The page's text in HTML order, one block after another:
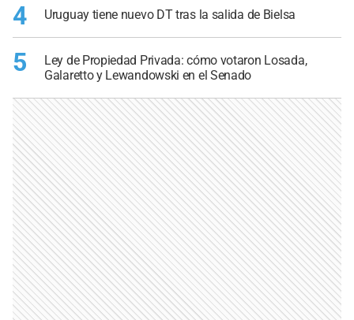
4 Uruguay tiene nuevo DT tras la salida de Bielsa
5
Ley de Propiedad Privada: cómo votaron Losada,
Galaretto y Lewandowski en el Senado